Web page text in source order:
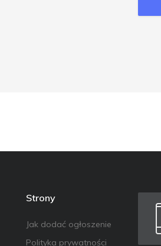
Strony
Jak dodać ogłoszenie
Polityka prywatności